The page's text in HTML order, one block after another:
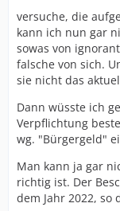
versuche, die
kann ich nun gar
sowas von
falsche von sich.
sie nicht das
Dann wüsste ich
Verpflichtung
wg. "Bürgergeld"
Man kann ja gar
richtig ist. Der
dem Jahr 2022, so